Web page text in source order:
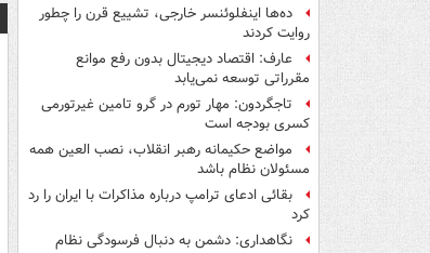
ده‌ها اینفلوئنسر خارجی، تشییع قرن را چطور
روایت کردند
عارف: اقتصاد دیجیتال بدون رفع موانع
مقرراتی توسعه نمی‌یابد
تاجگردون: مهار تورم در گرو تامین غیرتورمی
کسری بودجه است
مواضع حکیمانه رهبر انقلاب، نصب العین همه
مسئولان نظام باشد
بقائی ادعای ترامپ درباره مذاکرات با ایران را رد
کرد
نگاهداری: دشمن به دنبال فرسودگی نظام